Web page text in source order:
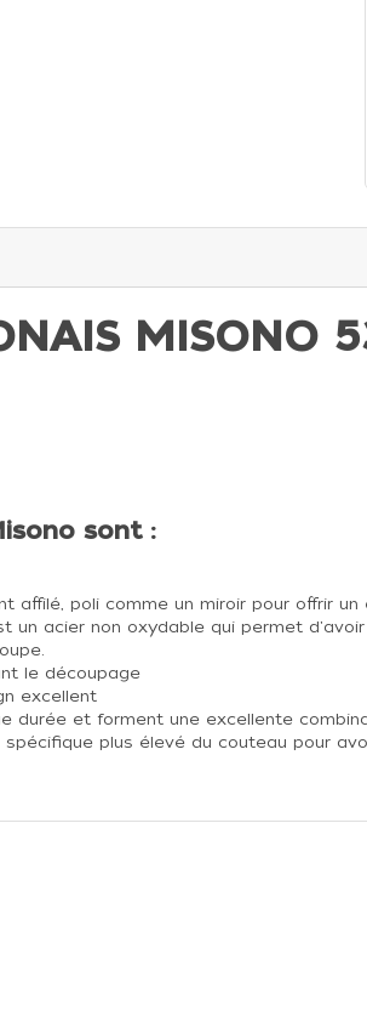
MISONO
sont :
poli comme un miroir pour offrir
un acier non oxydable qui permet
le découpage
excellent
durée et forment une excellente
plus élevé du couteau pour